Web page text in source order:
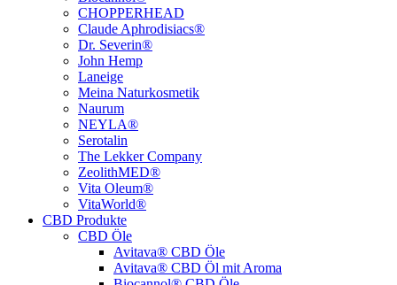
CHOPPERHEAD
Claude Aphrodisiacs®
Dr. Severin®
John Hemp
Laneige
Meina Naturkosmetik
Naurum
NEYLA®
Serotalin
The Lekker Company
ZeolithMED®
Vita Oleum®
VitaWorld®
CBD Produkte
CBD Öle
Avitava® CBD Öle
Avitava® CBD Öl mit Aroma